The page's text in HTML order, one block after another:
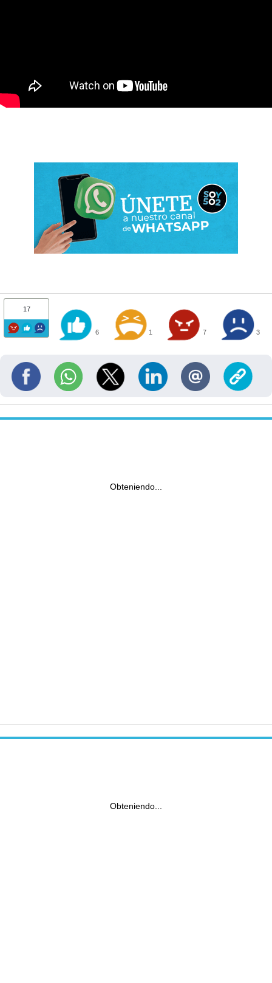
17
6 1 7 3
Obteniendo...
Obteniendo...